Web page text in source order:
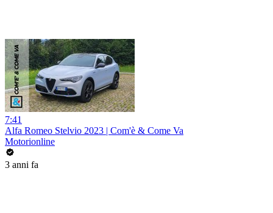
7:41
Alfa Romeo Stelvio 2023 | Com'è & Come Va
Motorionline
3 anni fa